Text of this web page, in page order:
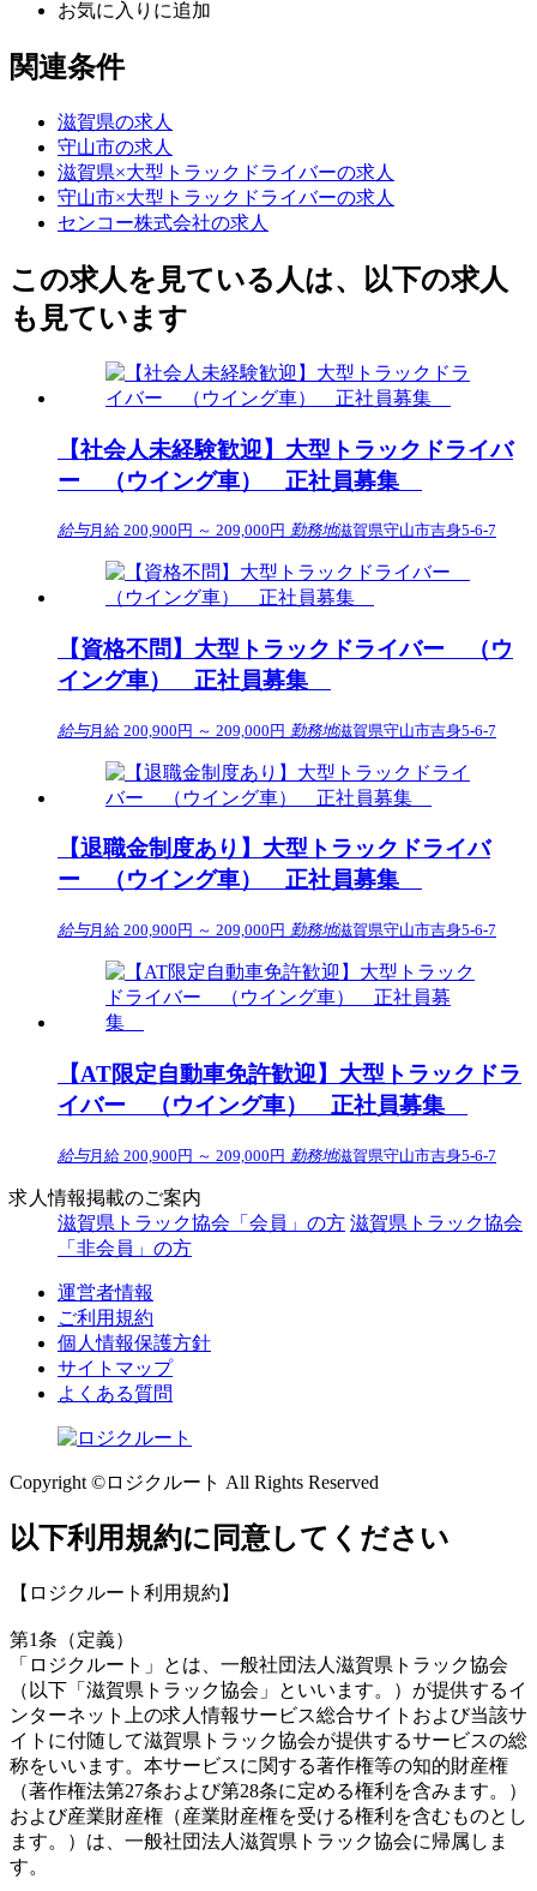
お気に入り に追加
関連条件
滋賀県の求人
守山市の求人
滋賀県×大型トラックドライバーの求人
守山市×大型トラックドライバーの求人
センコー株式会社の求人
この求人を見ている人は、以下の求人
も見ています
【社会人未経験歓迎】大型トラックドライバ
ー （ウイング車） 正社員募集
給与月給 200,900円 ～ 209,000円 勤務地滋賀県守山市吉身5-6-7
【資格不問】大型トラックドライバー （ウ
イング車） 正社員募集
給与月給 200,900円 ～ 209,000円 勤務地滋賀県守山市吉身5-6-7
【退職金制度あり】大型トラックドライバ
ー （ウイング車） 正社員募集
給与月給 200,900円 ～ 209,000円 勤務地滋賀県守山市吉身5-6-7
【AT限定自動車免許歓迎】大型トラックドラ
イバー （ウイング車） 正社員募集
給与月給 200,900円 ～ 209,000円 勤務地滋賀県守山市吉身5-6-7
求人情報掲載のご案内
滋賀県トラック協会「会員」の方 滋賀県トラック協会
「非会員」の方
運営者情報
ご利用規約
個人情報保護方針
サイトマップ
よくある質問
Copyright ©ロジクルート All Rights Reserved
以下利用規約に同意してください
【ロジクルート利用規約】
第1条（定義）
「ロジクルート」とは、一般社団法人滋賀県トラック協会
（以下「滋賀県トラック協会」といいます。）が提供するイ
ンターネット上の求人情報サービス総合サイトおよび当該サ
イトに付随して滋賀県トラック協会が提供するサービスの総
称をいいます。本サービスに関する著作権等の知的財産権
（著作権法第27条および第28条に定める権利を含みます。）
および産業財産権（産業財産権を受ける権利を含むものとし
ます。）は、一般社団法人滋賀県トラック協会に帰属しま
す。